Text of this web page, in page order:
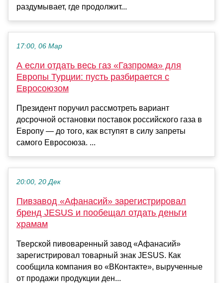
раздумывает, где продолжит...
17:00, 06 Мар
А если отдать весь газ «Газпрома» для
Европы Турции: пусть разбирается с
Евросоюзом
Президент поручил рассмотреть вариант
досрочной остановки поставок российского газа в
Европу — до того, как вступят в силу запреты
самого Евросоюза. ...
20:00, 20 Дек
Пивзавод «Афанасий» зарегистрировал
бренд JESUS и пообещал отдать деньги
храмам
Тверской пивоваренный завод «Афанасий»
зарегистрировал товарный знак JESUS. Как
сообщила компания во «ВКонтакте», вырученные
от продажи продукции ден...